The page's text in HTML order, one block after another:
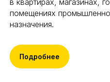
помещениях
назначения.
Подробнее